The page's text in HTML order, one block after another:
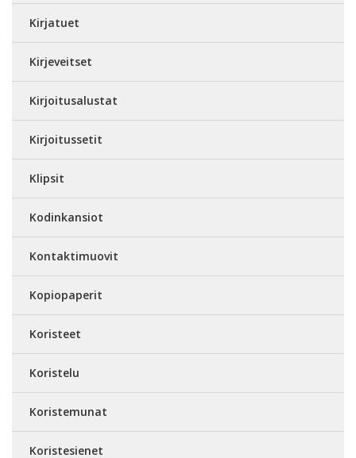
Kirjatuet
Kirjeveitset
Kirjoitusalustat
Kirjoitussetit
Klipsit
Kodinkansiot
Kontaktimuovit
Kopiopaperit
Koristeet
Koristelu
Koristemunat
Koristesienet